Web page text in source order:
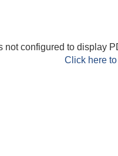
not configured to display
Click here